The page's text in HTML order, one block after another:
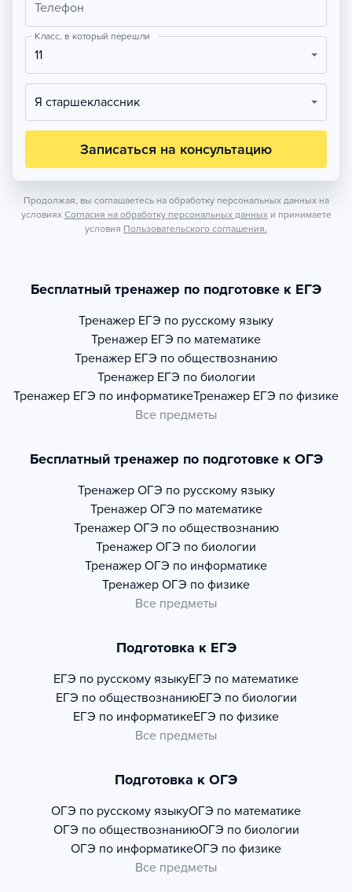
Телефон
Класс, в который перешли
11
Я старшеклассник
Записаться на консультацию
Продолжая, вы соглашаетесь на обработку персональных данных на
условиях Согласия на обработку персональных данных и принимаете
условия Пользовательского соглашения.
Бесплатный тренажер по подготовке к ЕГЭ
Тренажер ЕГЭ по русскому языку
Тренажер ЕГЭ по математике
Тренажер ЕГЭ по обществознанию
Тренажер ЕГЭ по биологии
Тренажер ЕГЭ по информатикеТренажер ЕГЭ по физике
Все предметы
Бесплатный тренажер по подготовке к ОГЭ
Тренажер ОГЭ по русскому языку
Тренажер ОГЭ по математике
Тренажер ОГЭ по обществознанию
Тренажер ОГЭ по биологии
Тренажер ОГЭ по информатике
Тренажер ОГЭ по физике
Все предметы
Подготовка к ЕГЭ
ЕГЭ по русскому языкуЕГЭ по математике
ЕГЭ по обществознаниюЕГЭ по биологии
ЕГЭ по информатикеЕГЭ по физике
Все предметы
Подготовка к ОГЭ
ОГЭ по русскому языкуОГЭ по математике
ОГЭ по обществознаниюОГЭ по биологии
ОГЭ по информатикеОГЭ по физике
Все предметы